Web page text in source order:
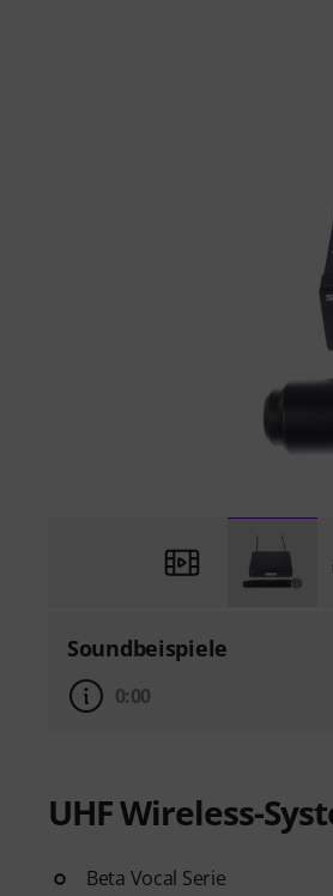
Soundbeispiele
0:00
UHF Wireless-
Beta Vocal Serie